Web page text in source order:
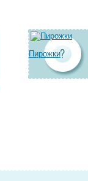
Пирожки